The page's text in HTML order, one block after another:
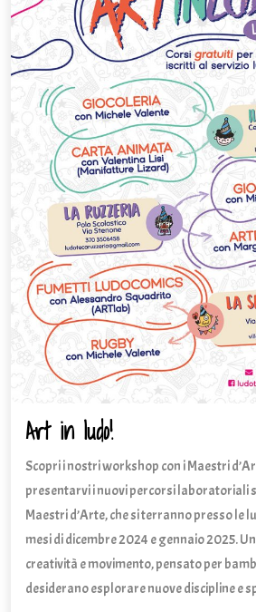
Art in ludo!Art
ludo!
Scopri i nostri workshop con i Maestri
presentarvi i nuovi percorsi laboratoriali
Maestri d’Arte, che si terranno presso le
mesi di dicembre 2024 e gennaio 2025.
creatività e movimento, pensato per
desiderano esplorare nuove discipline e